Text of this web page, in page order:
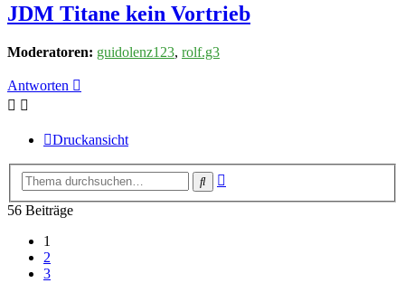
JDM Titane kein Vortrieb
Moderatoren: guidolenz123, rolf.g3
Antworten
Druckansicht
Suche
56 Beiträge
1
2
3